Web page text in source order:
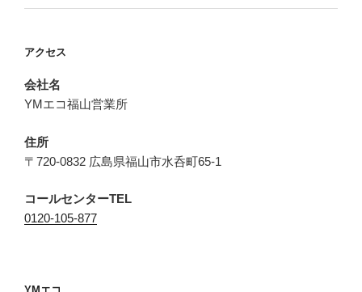
アクセス
会社名
YMエコ福山営業所
住所
〒720-0832 広島県福山市水呑町65-1
コールセンターTEL
0120-105-877